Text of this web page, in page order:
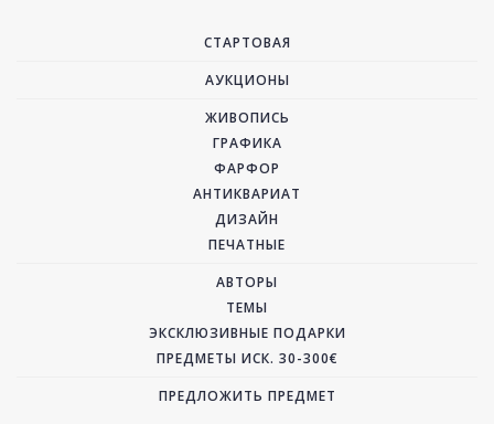
СТАРТОВАЯ
АУКЦИОНЫ
ЖИВОПИСЬ
ГРАФИКА
ФАРФОР
АНТИКВАРИАТ
ДИЗАЙН
ПЕЧАТНЫЕ
АВТОРЫ
ТЕМЫ
ЭКСКЛЮЗИВНЫЕ ПОДАРКИ
ПРЕДМЕТЫ ИСК. 30-300€
ПРЕДЛОЖИТЬ ПРЕДМЕТ